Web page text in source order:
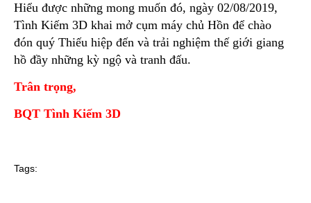
Hiểu được những mong muốn đó, ngày 02/08/2019,
Tình Kiếm 3D khai mở cụm máy chủ Hồn để chào
đón quý Thiếu hiệp đến và trải nghiệm thế giới giang
hồ đầy những kỳ ngộ và tranh đấu.
Trân trọng,
BQT Tình Kiếm 3D
Tags: